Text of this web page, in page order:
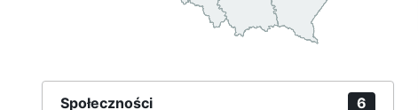
Społeczności 6